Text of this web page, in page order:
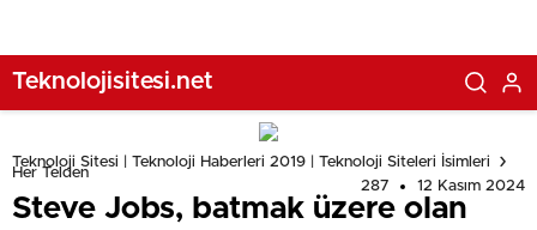
Teknolojisitesi.net
Teknoloji Sitesi | Teknoloji Haberleri 2019 | Teknoloji Siteleri İsimleri
Her Telden
287
12 Kasım 2024
Steve Jobs, batmak üzere olan